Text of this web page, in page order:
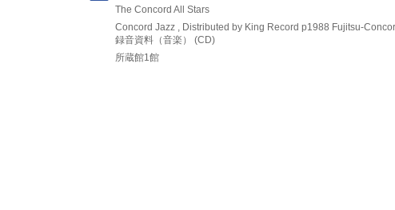
The Concord All Stars
Concord Jazz , Distributed by King Record p1988 Fujitsu-
録音資料（音楽） (CD)
所蔵館1館